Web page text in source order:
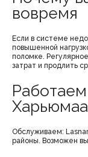
вовремя
Если в системе
повышенной
поломке.
затрат и продлить
Харьюмаа
Обслуживаем:
районы. Возможен